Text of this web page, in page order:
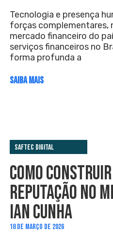
Tecnologia e presença
forças complementares,
mercado financeiro do
serviços financeiros no
forma profunda a
SAIBA MAIS
Saftec Digital
COMO
REPUTAÇÃO NO
IAN CUNHA
18 DE MARÇO DE 2026